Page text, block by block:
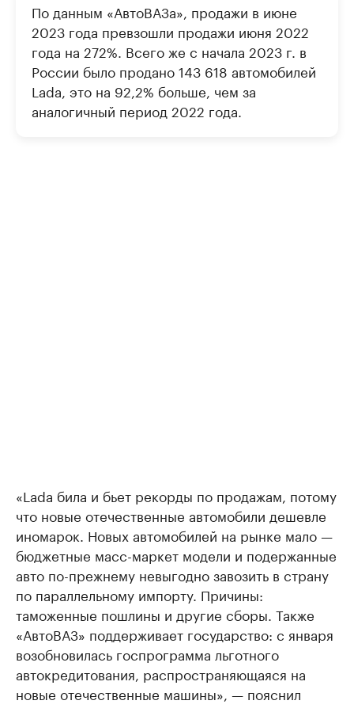
По данным «АвтоВАЗа», продажи в июне
2023 года превзошли продажи июня 2022
года на 272%. Всего же с начала 2023 г. в
России было продано 143 618 автомобилей
Lada, это на 92,2% больше, чем за
аналогичный период 2022 года.
«Lada била и бьет рекорды по продажам, потому
что новые отечественные автомобили дешевле
иномарок. Новых автомобилей на рынке мало —
бюджетные масс-маркет модели и подержанные
авто по-прежнему невыгодно завозить в страну
по параллельному импорту. Причины:
таможенные пошлины и другие сборы. Также
«АвтоВАЗ» поддерживает государство: с января
возобновилась госпрограмма льготного
автокредитования, распространяющаяся на
новые отечественные машины», — пояснил